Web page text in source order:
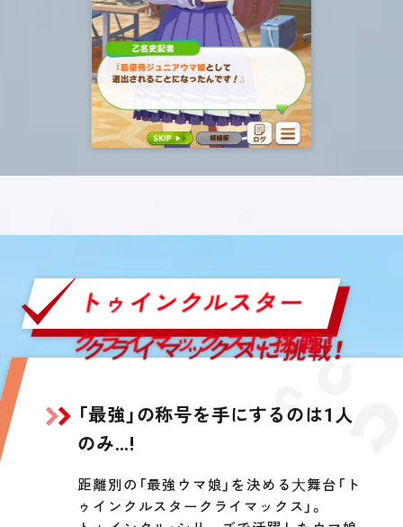
トゥインクルスター
クライマックスに挑戦！
「最強」の称号を手にするのは1人
のみ…!
距離別の「最強ウマ娘」を決める⼤舞台「ト
ゥインクルスタークライマックス」。